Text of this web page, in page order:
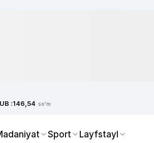
:146,54 so'm
Sport Layfstayl